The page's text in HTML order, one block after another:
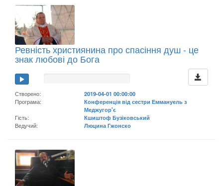
Ревність християнина про спасіння душ - це
знак любові до Бога
Створено:
2019-04-01 00:00:00
Програма:
Конференція від сестри Еммануель з
Меджугор'є
Гість:
Кшиштоф Бузіковський
Ведучий:
Люцина Гжонско